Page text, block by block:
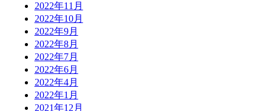
2022年11月
2022年10月
2022年9月
2022年8月
2022年7月
2022年6月
2022年4月
2022年1月
2021年12月